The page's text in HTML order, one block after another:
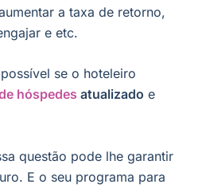
a taxa de retorno,
e etc.
se o hoteleiro
hóspedes atualizado e
questão pode lhe garantir
E o seu programa para